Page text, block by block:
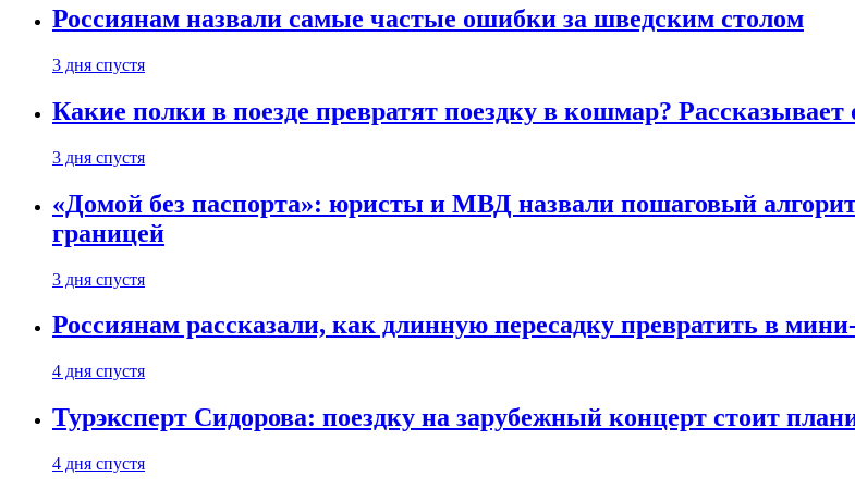
Россиянам назвали самые частые ошибки за шведским столом
3 дня спустя
Какие полки в поезде превратят поездку в кошмар?
3 дня спустя
«Домой без паспорта»: юристы и МВД назвали пошаговый
границей
3 дня спустя
Россиянам рассказали, как длинную пересадку превратить в
4 дня спустя
Турэксперт Сидорова: поездку на зарубежный концерт стоит
4 дня спустя